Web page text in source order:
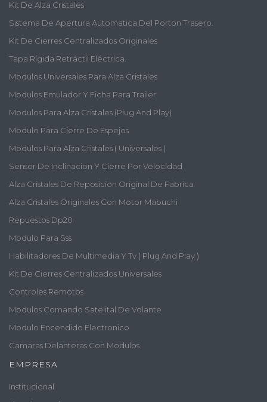
Kit De Alza Cristales
Sistema De Apertura Automatica Del Porton Trasero.
Kit De Cierres Centralizados Originales
Tapa Rígida Retráctil Eléctrica.
Modulos Universales Para Alza Cristales
Modulos Emulador Y Ficha Para Trailer
Modulos Para Alza Cristales (plug And Play)
Modulo Para Cierre De Espejos
Modulos Para Alza Cristales ( Universales )
Sensor De Inclinacion Y Cierre Por Velocidad
Alza Cristales De Reposicion Original De Fabrica
Alza Cristales Originales Con Motor Mabuchi
Repuestos Dp20
Modulo Para Sss
Habilitadores De Multimedia Y Tv ( Plug And Play )
Kit De Cierres Centralizados Universales
Controles Remotos
Modulos Comando Satelital De Volante
Modulo Encendido Electronico
Camaras Delanteras Con Modulos
EMPRESA
Institucional